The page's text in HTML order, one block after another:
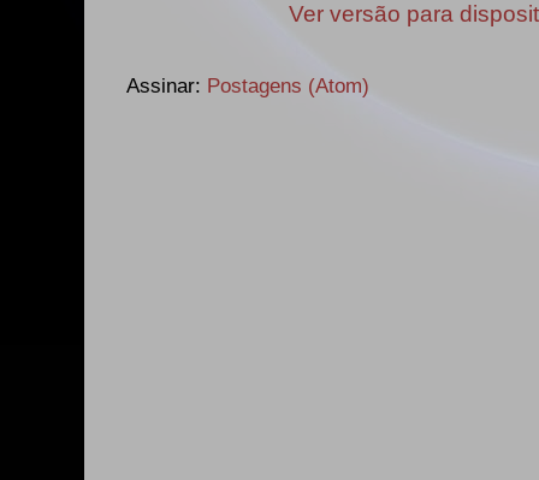
Ver versão para
Assinar: Postagens (Atom)